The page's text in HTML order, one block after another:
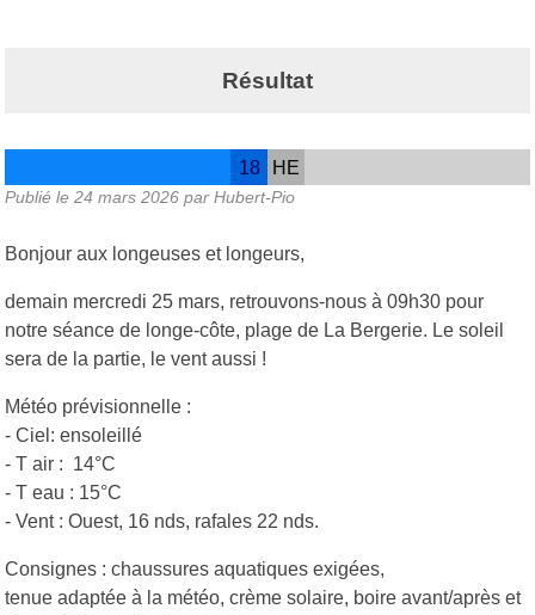
Résultat
18 HE
Publié le 24 mars 2026 par Hubert-Pio
Bonjour aux longeuses et longeurs,
demain mercredi 25 mars, retrouvons-nous à 09h30 pour
notre séance de longe-côte, plage de La Bergerie. Le soleil
sera de la partie, le vent aussi !
Météo prévisionnelle :
- Ciel: ensoleillé
- T air : 14°C
- T eau : 15°C
- Vent : Ouest, 16 nds, rafales 22 nds.
Consignes : chaussures aquatiques exigées,
tenue adaptée à la météo, crème solaire, boire avant/après et